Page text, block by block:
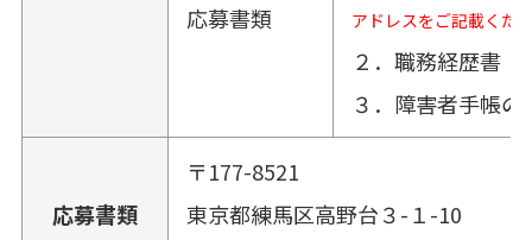
応募書類 アドレスをご記載くだ
２．職務経歴書
３．障害者手帳の
応募書類
〒177-8521
東京都練馬区高野台３-１-10